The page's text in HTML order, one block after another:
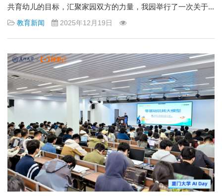
共育幼儿的目标，汇聚家园双方的力量，我园举行了一次关于...
教育新闻 2025年12月19日